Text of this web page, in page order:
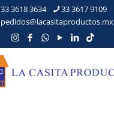
33 3618 3634
33 3617 9109
pedidos@lacasitaproductos.mx